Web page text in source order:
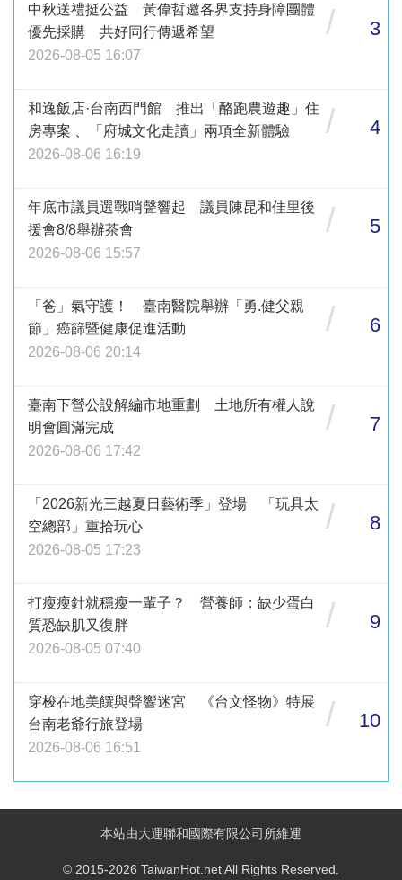
中秋送禮挺公益 黃偉哲邀各界支持身障團體
優先採購 共好同行傳遞希望
2026-08-05 16:07
/ 3
和逸飯店·台南西門館 推出「酪跑農遊趣」住
房專案 、「府城文化走讀」兩項全新體驗
2026-08-06 16:19
/ 4
年底市議員選戰哨聲響起 議員陳昆和佳里後
援會8/8舉辦茶會
2026-08-06 15:57
/ 5
「爸」氣守護！ 臺南醫院舉辦「勇.健父親
節」癌篩暨健康促進活動
2026-08-06 20:14
/ 6
臺南下營公設解編市地重劃 土地所有權人說
明會圓滿完成
2026-08-06 17:42
/ 7
「2026新光三越夏日藝術季」登場 「玩具太
空總部」重拾玩心
2026-08-05 17:23
/ 8
打瘦瘦針就穩瘦一輩子？ 營養師：缺少蛋白
質恐缺肌又復胖
2026-08-05 07:40
/ 9
穿梭在地美饌與聲響迷宮 《台文怪物》特展
台南老爺行旅登場
2026-08-06 16:51
/ 10
本站由大運聯和國際有限公司所維運
© 2015-2026 TaiwanHot.net All Rights Reserved.